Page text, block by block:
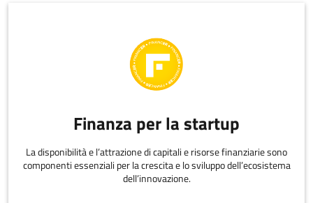
Finanza per la startup
La disponibilità e l’attrazione di capitali e risorse finanziarie sono
componenti essenziali per la crescita e lo sviluppo dell’ecosistema
dell’innovazione.